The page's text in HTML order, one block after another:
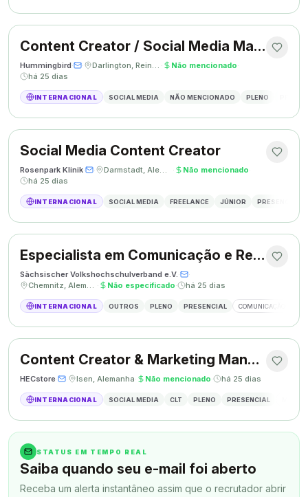
Content Creator / Social Media Manager
Hummingbird· · Darlington, Reino Unido · Não mencionado·
há 25 dias
INTERNACIONAL SOCIAL MEDIA NÃO MENCIONADO PLENO
Social Media Content Creator
Rosenpark Klinik· · Darmstadt, Alemanha · Não mencionado·
há 25 dias
INTERNACIONAL SOCIAL MEDIA FREELANCE JÚNIOR PRESENCIAL
Especialista em Comunicação e Relações Públicas
Sächsischer Volkshochschulverband e.V.·
·
Chemnitz, Alemanha · Não especificado· há 25 dias
INTERNACIONAL OUTROS PLENO PRESENCIAL COMUNICAÇÃO
Content Creator & Marketing Manager
HECstore· · Isen, Alemanha· Não mencionado· há 25 dias
INTERNACIONAL SOCIAL MEDIA CLT PLENO PRESENCIAL
STATUS EM TEMPO REAL
Saiba quando seu e-mail foi aberto
Receba um alerta instantâneo assim que o recrutador abrir